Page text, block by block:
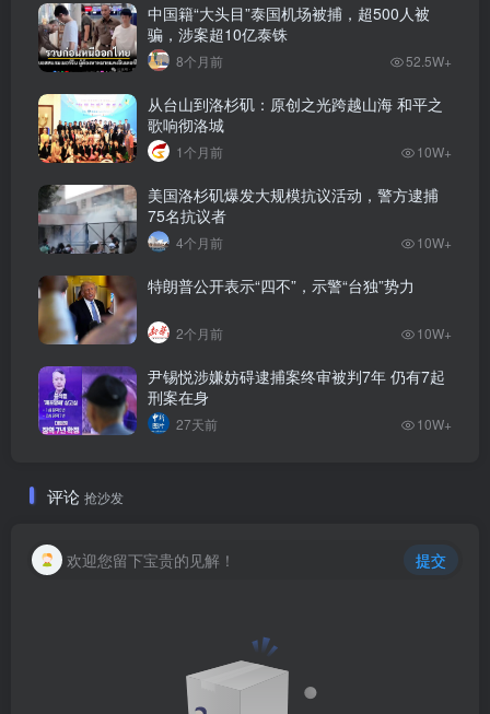
中国籍“大头目”泰国机场被捕，超500人被
骗，涉案超10亿泰铢
8个月前 52.5W+
从台山到洛杉矶：原创之光跨越山海 和平之
歌响彻洛城
1个月前 10W+
美国洛杉矶爆发大规模抗议活动，警方逮捕
75名抗议者
4个月前 10W+
特朗普公开表示“四不”，示警“台独”势力
2个月前 10W+
尹锡悦涉嫌妨碍逮捕案终审被判7年 仍有7起
刑案在身
27天前 10W+
评论 抢沙发
欢迎您留下宝贵的见解！ 提交